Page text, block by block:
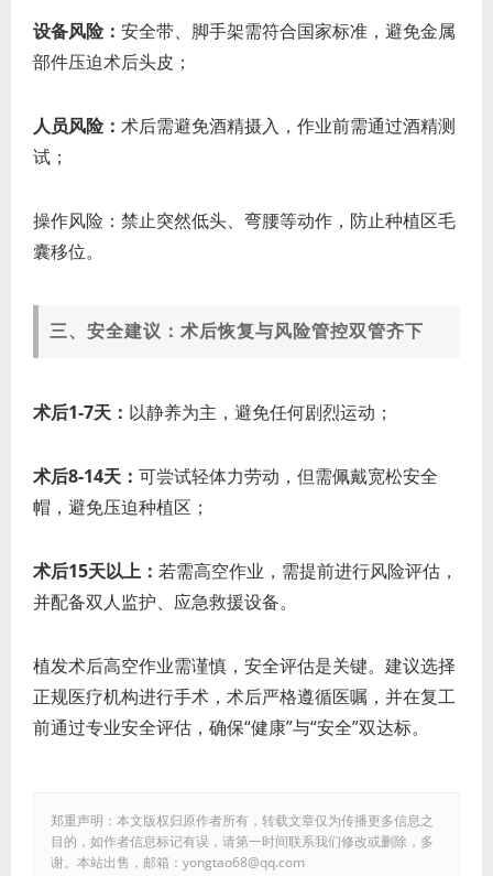
设备风险： 安全带、脚手架需符合国家标准，避免金属
部件压迫术后头皮；
人员风险： 术后需避免酒精摄入，作业前需通过酒精测
试；
操作风险：禁止突然低头、弯腰等动作，防止种植区毛
囊移位。
三、安全建议：术后恢复与风险管控双管齐下
术后1-7天： 以静养为主，避免任何剧烈运动；
术后8-14天： 可尝试轻体力劳动，但需佩戴宽松安全
帽，避免压迫种植区；
术后15天以上： 若需高空作业，需提前进行风险评估，
并配备双人监护、应急救援设备。
植发术后高空作业需谨慎，安全评估是关键。建议选择
正规医疗机构进行手术，术后严格遵循医嘱，并在复工
前通过专业安全评估，确保“健康”与“安全”双达标。
郑重声明：本文版权归原作者所有，转载文章仅为传播更多信息之
目的，如作者信息标记有误，请第一时间联系我们修改或删除，多
谢。本站出售，邮箱：yongtao68@qq.com